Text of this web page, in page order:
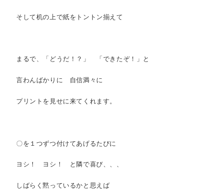
そして机の上で紙をトントン揃えて
まるで、「どうだ！？」 「できたぞ！」と
言わんばかりに 自信満々に
プリントを見せに来てくれます。
〇を１つずつ付けてあげるたびに
ヨシ！ ヨシ！ と隣で喜び、、、
しばらく黙っているかと思えば